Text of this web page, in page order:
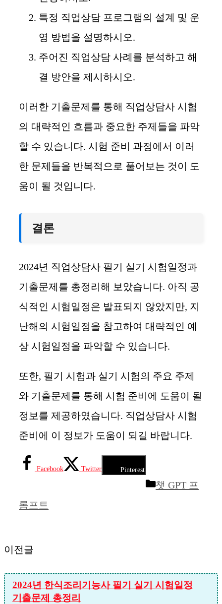
특정 직업상담 프로그램의 설계 및 운
영 방법을 설명하시오.
주어진 직업상담 사례를 분석하고 해
결 방안을 제시하시오.
이러한 기출문제를 통해 직업상담사 시험
의 대략적인 흐름과 중요한 주제들을 파악
할 수 있습니다. 시험 준비 과정에서 이러
한 문제들을 반복적으로 풀어보는 것이 도
움이 될 것입니다.
결론
2024년 직업상담사 필기 실기 시험일정과
기출문제를 총정리해 보았습니다. 아직 공
식적인 시험일정은 발표되지 않았지만, 지
난해의 시험일정을 참고하여 대략적인 예
상 시험일정을 파악할 수 있습니다.
또한, 필기 시험과 실기 시험의 주요 주제
와 기출문제를 통해 시험 준비에 도움이 될
정보를 제공하였습니다. 직업상담사 시험
준비에 이 정보가 도움이 되길 바랍니다.
Facebook Twitter Pinterest
카
챗 GPT 프
롬프트
이전글
2024년 한식조리기능사 필기 실기 시험일정
기출문제 총정리